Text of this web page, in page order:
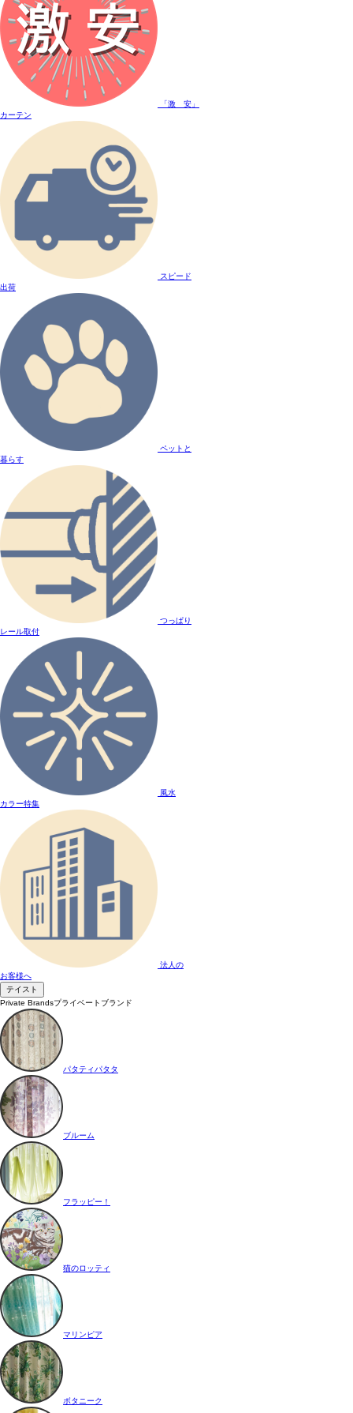
「激 安」
カーテン
スピード
出荷
ペットと
暮らす
つっぱり
レール取付
風水
カラー特集
法人の
お客様へ
テイスト
Private Brandsプライベートブランド
パタティパタタ
ブルーム
フラッピー！
猫のロッティ
マリンピア
ボタニーク